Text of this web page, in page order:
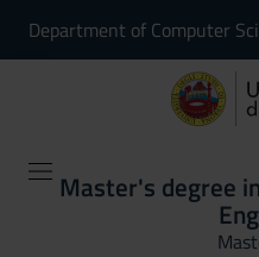
Department of Computer
Master's degree